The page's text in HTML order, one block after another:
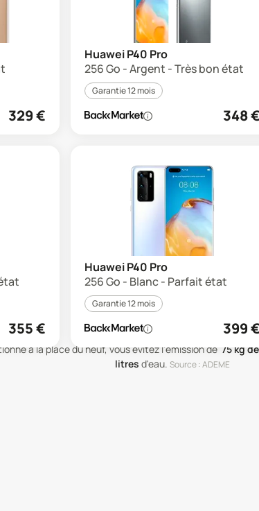
329€
Huawei P40 Pro
256 Go - Argent - Très bon état
Garantie 12 mois
348€
355€
Huawei P40 Pro
256 Go - Blanc - Parfait état
Garantie 12 mois
399€
à la place du neuf, vous évitez l'émission de 75 kg
litres d'eau. Source : ADEME